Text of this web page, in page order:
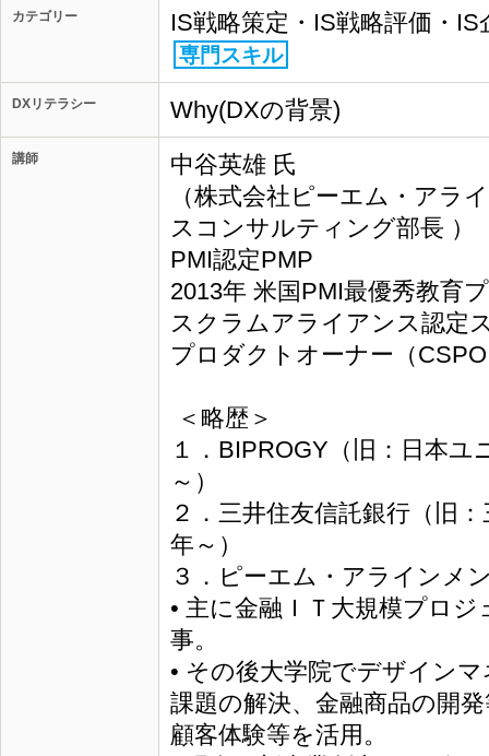
カテゴリー IS戦略策定・IS戦略評価・
専門スキル
DXリテラシー Why(DXの背景)
講師
中谷英雄 氏
（株式会社ピーエム・ア
スコンサルティング部長 ）
PMI認定PMP
2013年 米国PMI最優秀教育
スクラムアライアンス認定
プロダクトオーナー（
＜略歴＞
１．BIPROGY（旧：日本ユ
～）
２．三井住友信託銀行（旧
年～）
３．ピーエム・アラインメ
• 主に金融ＩＴ大規模プロ
事。
• その後大学院でデザイン
課題の解決、金融商品の開
顧客体験等を活用。